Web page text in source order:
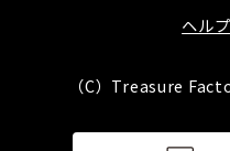
ヘルプ
（C）Treasure